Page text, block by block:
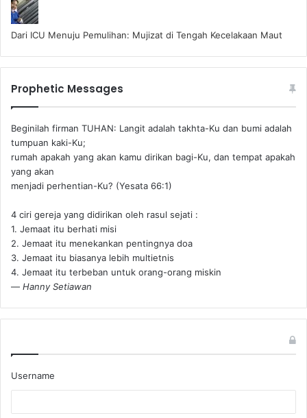
Dari ICU Menuju Pemulihan: Mujizat di Tengah Kecelakaan Maut
Prophetic Messages
Beginilah firman TUHAN: Langit adalah takhta-Ku dan bumi adalah
tumpuan kaki-Ku;
rumah apakah yang akan kamu dirikan bagi-Ku, dan tempat apakah
yang akan
menjadi perhentian-Ku? (Yesata 66:1) ‪
4 ciri gereja yang didirikan oleh rasul sejati :
1. Jemaat itu berhati misi
2. Jemaat itu menekankan pentingnya doa
3. Jemaat itu biasanya lebih multietnis
4. Jemaat itu terbeban untuk orang-orang miskin
— Hanny Setiawan
Username